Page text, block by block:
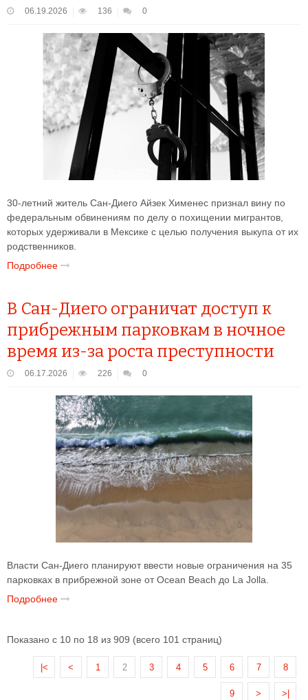
06.19.2026 136 0
30-летний житель Сан-Диего Айзек Хименес признал вину по
федеральным обвинениям по делу о похищении мигрантов,
которых удерживали в Мексике с целью получения выкупа от их
родственников.
Подробнее
В Сан-Диего ограничат доступ к
прибрежным парковкам в ночное
время из-за роста преступности
06.17.2026 226 0
Власти Сан-Диего планируют ввести новые ограничения на 35
парковках в прибрежной зоне от Ocean Beach до La Jolla.
Подробнее
Показано с 10 по 18 из 909 (всего 101 страниц)
|< < 1 2 3 4 5 6 7 8
9 > >|